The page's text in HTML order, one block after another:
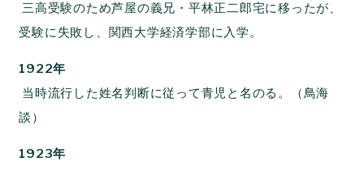
三高受験のため芦屋の義兄・平林正二郎宅に移ったが、
受験に失敗し、関西大学経済学部に入学。
1922年
当時流行した姓名判断に従って青児と名のる。（鳥海
談）
1923年